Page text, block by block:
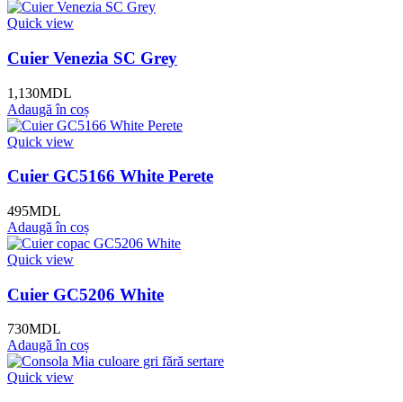
Quick view
Cuier Venezia SC Grey
1,130MDL
Adaugă în coș
Quick view
Cuier GC5166 White Perete
495MDL
Adaugă în coș
Quick view
Cuier GC5206 White
730MDL
Adaugă în coș
Quick view